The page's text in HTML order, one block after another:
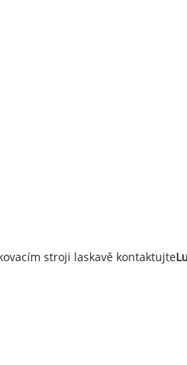
stroji laskavě kontaktujte